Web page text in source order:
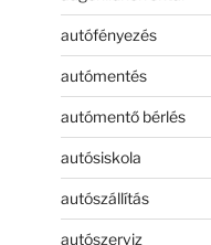
autófényezés
autómentés
autómentő bérlés
autósiskola
autószállítás
autószerviz